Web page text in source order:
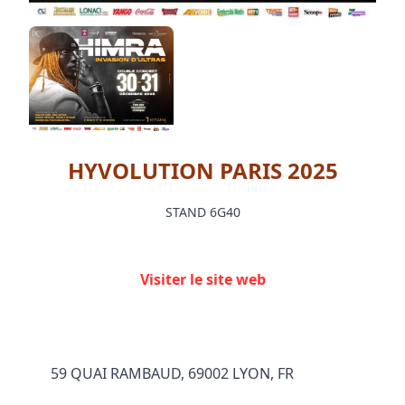
HYVOLUTION PARIS 2025
STAND 6G40
Visiter le site web
59 QUAI RAMBAUD, 69002 LYON, FR